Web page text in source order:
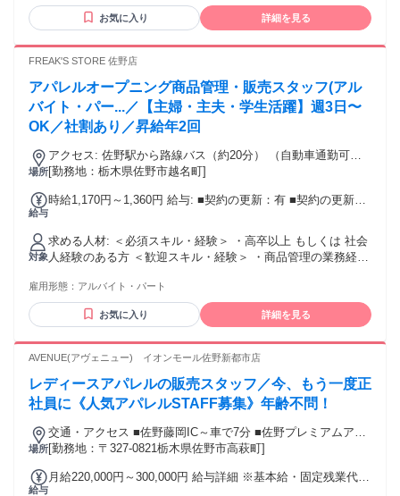
あり（月上限5万円まで支給）
り。 ◆動画などの研修ツール充実 →業務の合間にアップデー
ト♪ 面倒見の良い人が多く、新人さんを育てる風土が 根付い
方も活躍しています ――――――――― □初バイトの学生さ
兼業しているWワーカーさん □フルタイムで働く安定系フリー
ターさん 【働き方イロイロ】 □授業終わりに夕方16時からシ
フトin □早番15時あがりで晩ごはんの用意 □学校がない日はガ
ッツリ8時間で稼ぐ♪ □オーディションの日は必ず休む！ シフ
トの融通の良さは抜群です◎ ■職場環境 ――――――――
□20代30代中心に活躍中！ □男女比／男性44％：女性56％ □個
お気に入り 詳細を見る
FREAK'S STORE 佐野店
アパレルオープニング商品管理・販売スタッフ(アル
バイト・パー...／【主婦・主夫・学生活躍】週3日〜
OK／社割あり／昇給年2回
場所
アクセス: 佐野駅から路線バス（約20分） （自動車通勤可
能） ※会社が定めた場所へ変更の可能性あり（全国転勤）
[勤務地：栃木県佐野市越名町]
給与
時給1,170円～1,360円 給与: ■契約の更新：有 ■契約の更新は
態度 ・能力 ・会社の経営状況 ・従事している業務の進捗状
況 ■更新上限：無 所定時間外・休日または深夜労働に対して
支払われる割増賃金率 ◆ 法定内時間外勤務時間（1日8時間、
1週40時間以内）なし ◆ 法定外時間外勤務時間（1日8時間、1
超過） 50％ ◆法定休日労働時間 35％ ◆深夜時間 25％ ※
スキル・経験・前職給与を考慮し決定いたします ※社員割引
制度あり ※残業代は1分単位で支給
対象
求める人材: ＜必須スキル・経験＞ ・高卒以上 もしくは 社会
人経験のある方 ＜歓迎スキル・経験＞ ・商品管理の業務経験
（雇用形態は問いません） ◆お客様に喜んでもらうことが好
きな方。 ◆店頭での接客の経験を活かし、 本部への商品提案
をしたい方。 ◆将来はバイヤー・PRなどを 目指している方
有効活用したい主婦の方 （例えば、、家事やお買い物をして
にご勤務いただける方 ・整理整頓が得意な方 （バックヤード
業務未経験も歓迎） ・ファッションが好き、興味関心がある
ーーーーーーーーーーーーー ◆ブランドの特徴 FREAK'S
STOREは、モノだけではなく“コト”、 豊かなライフスタイル
にまつわる 様々なカルチャーに興味のある方と共に、 自らの
雇用形態： アルバイト・パート
お気に入り 詳細を見る
AVENUE(アヴェニュー) イオンモール佐野新都市店
レディースアパレルの販売スタッフ／今、もう一度正
社員に《人気アパレルSTAFF募集》年齢不問！
場所
交通・アクセス ■佐野藤岡IC～車で7分 ■佐野プレミアムアウ
トレットすぐそば！ ■佐野新都市バスターミナル～徒歩7分
[勤務地：〒327-0821栃木県佐野市高萩町]
給与
月給220,000円～300,000円 給与詳細 ※基本給・固定残業代の